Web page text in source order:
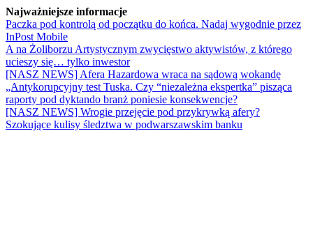
Najważniejsze informacje
Paczka pod kontrolą od początku do końca. Nadaj wygodnie przez
InPost Mobile
A na Żoliborzu Artystycznym zwycięstwo aktywistów, z którego
ucieszy się… tylko inwestor
[NASZ NEWS] Afera Hazardowa wraca na sądową wokandę
„Antykorupcyjny test Tuska. Czy “niezależna ekspertka” pisząca
raporty pod dyktando branż poniesie konsekwencje?
[NASZ NEWS] Wrogie przejęcie pod przykrywką afery?
Szokujące kulisy śledztwa w podwarszawskim banku